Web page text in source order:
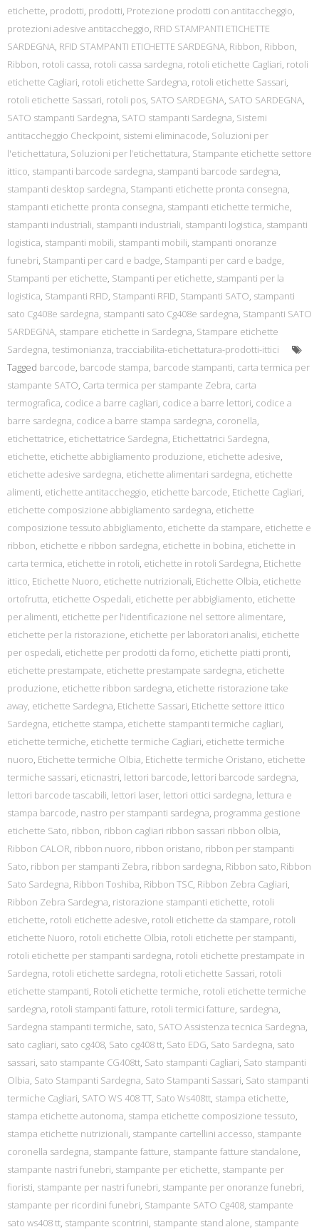
etichette, prodotti, prodotti, Protezione prodotti con antitaccheggio,
protezioni adesive antitaccheggio, RFID STAMPANTI ETICHETTE
SARDEGNA, RFID STAMPANTI ETICHETTE SARDEGNA, Ribbon, Ribbon,
Ribbon, rotoli cassa, rotoli cassa sardegna, rotoli etichette Cagliari, rotoli
etichette Cagliari, rotoli etichette Sardegna, rotoli etichette Sassari,
rotoli etichette Sassari, rotoli pos, SATO SARDEGNA, SATO SARDEGNA,
SATO stampanti Sardegna, SATO stampanti Sardegna, Sistemi
antitaccheggio Checkpoint, sistemi eliminacode, Soluzioni per
l'etichettatura, Soluzioni per l’etichettatura, Stampante etichette settore
ittico, stampanti barcode sardegna, stampanti barcode sardegna,
stampanti desktop sardegna, Stampanti etichette pronta consegna,
stampanti etichette pronta consegna, stampanti etichette termiche,
stampanti industriali, stampanti industriali, stampanti logistica, stampanti
logistica, stampanti mobili, stampanti mobili, stampanti onoranze
funebri, Stampanti per card e badge, Stampanti per card e badge,
Stampanti per etichette, Stampanti per etichette, stampanti per la
logistica, Stampanti RFID, Stampanti RFID, Stampanti SATO, stampanti
sato Cg408e sardegna, stampanti sato Cg408e sardegna, Stampanti SATO
SARDEGNA, stampare etichette in Sardegna, Stampare etichette
Sardegna, testimonianza, tracciabilita-etichettatura-prodotti-ittici
Tagged barcode, barcode stampa, barcode stampanti, carta termica per
stampante SATO, Carta termica per stampante Zebra, carta
termografica, codice a barre cagliari, codice a barre lettori, codice a
barre sardegna, codice a barre stampa sardegna, coronella,
etichettatrice, etichettatrice Sardegna, Etichettatrici Sardegna,
etichette, etichette abbigliamento produzione, etichette adesive,
etichette adesive sardegna, etichette alimentari sardegna, etichette
alimenti, etichette antitaccheggio, etichette barcode, Etichette Cagliari,
etichette composizione abbigliamento sardegna, etichette
composizione tessuto abbigliamento, etichette da stampare, etichette e
ribbon, etichette e ribbon sardegna, etichette in bobina, etichette in
carta termica, etichette in rotoli, etichette in rotoli Sardegna, Etichette
ittico, Etichette Nuoro, etichette nutrizionali, Etichette Olbia, etichette
ortofrutta, etichette Ospedali, etichette per abbigliamento, etichette
per alimenti, etichette per l'identificazione nel settore alimentare,
etichette per la ristorazione, etichette per laboratori analisi, etichette
per ospedali, etichette per prodotti da forno, etichette piatti pronti,
etichette prestampate, etichette prestampate sardegna, etichette
produzione, etichette ribbon sardegna, etichette ristorazione take
away, etichette Sardegna, Etichette Sassari, Etichette settore ittico
Sardegna, etichette stampa, etichette stampanti termiche cagliari,
etichette termiche, etichette termiche Cagliari, etichette termiche
nuoro, Etichette termiche Olbia, Etichette termiche Oristano, etichette
termiche sassari, eticnastri, lettori barcode, lettori barcode sardegna,
lettori barcode tascabili, lettori laser, lettori ottici sardegna, lettura e
stampa barcode, nastro per stampanti sardegna, programma gestione
etichette Sato, ribbon, ribbon cagliari ribbon sassari ribbon olbia,
Ribbon CALOR, ribbon nuoro, ribbon oristano, ribbon per stampanti
Sato, ribbon per stampanti Zebra, ribbon sardegna, Ribbon sato, Ribbon
Sato Sardegna, Ribbon Toshiba, Ribbon TSC, Ribbon Zebra Cagliari,
Ribbon Zebra Sardegna, ristorazione stampanti etichette, rotoli
etichette, rotoli etichette adesive, rotoli etichette da stampare, rotoli
etichette Nuoro, rotoli etichette Olbia, rotoli etichette per stampanti,
rotoli etichette per stampanti sardegna, rotoli etichette prestampate in
Sardegna, rotoli etichette sardegna, rotoli etichette Sassari, rotoli
etichette stampanti, Rotoli etichette termiche, rotoli etichette termiche
sardegna, rotoli stampanti fatture, rotoli termici fatture, sardegna,
Sardegna stampanti termiche, sato, SATO Assistenza tecnica Sardegna,
sato cagliari, sato cg408, Sato cg408 tt, Sato EDG, Sato Sardegna, sato
sassari, sato stampante CG408tt, Sato stampanti Cagliari, Sato stampanti
Olbia, Sato Stampanti Sardegna, Sato Stampanti Sassari, Sato stampanti
termiche Cagliari, SATO WS 408 TT, Sato Ws408tt, stampa etichette,
stampa etichette autonoma, stampa etichette composizione tessuto,
stampa etichette nutrizionali, stampante cartellini accesso, stampante
coronella sardegna, stampante fatture, stampante fatture standalone,
stampante nastri funebri, stampante per etichette, stampante per
fioristi, stampante per nastri funebri, stampante per onoranze funebri,
stampante per ricordini funebri, Stampante SATO Cg408, stampante
sato ws408 tt, stampante scontrini, stampante stand alone, stampante